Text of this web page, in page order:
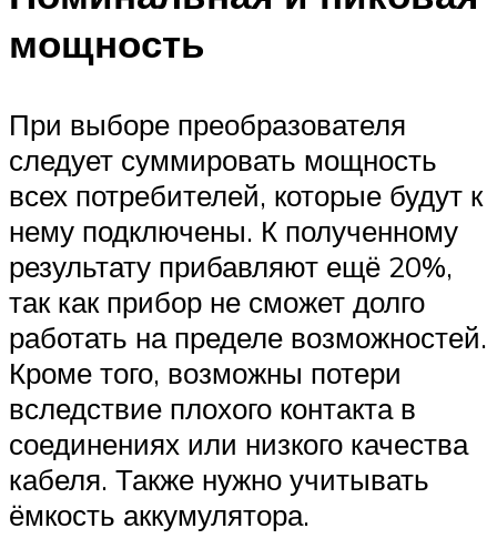
мощность
При выборе преобразователя
следует суммировать мощность
всех потребителей, которые будут к
нему подключены. К полученному
результату прибавляют ещё 20%,
так как прибор не сможет долго
работать на пределе возможностей.
Кроме того, возможны потери
вследствие плохого контакта в
соединениях или низкого качества
кабеля. Также нужно учитывать
ёмкость аккумулятора.